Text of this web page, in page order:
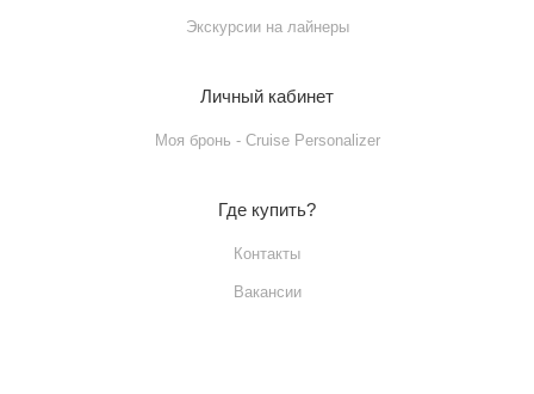
Экскурсии на лайнеры
Личный кабинет
Моя бронь - Cruise Personalizer
Где купить?
Контакты
Вакансии